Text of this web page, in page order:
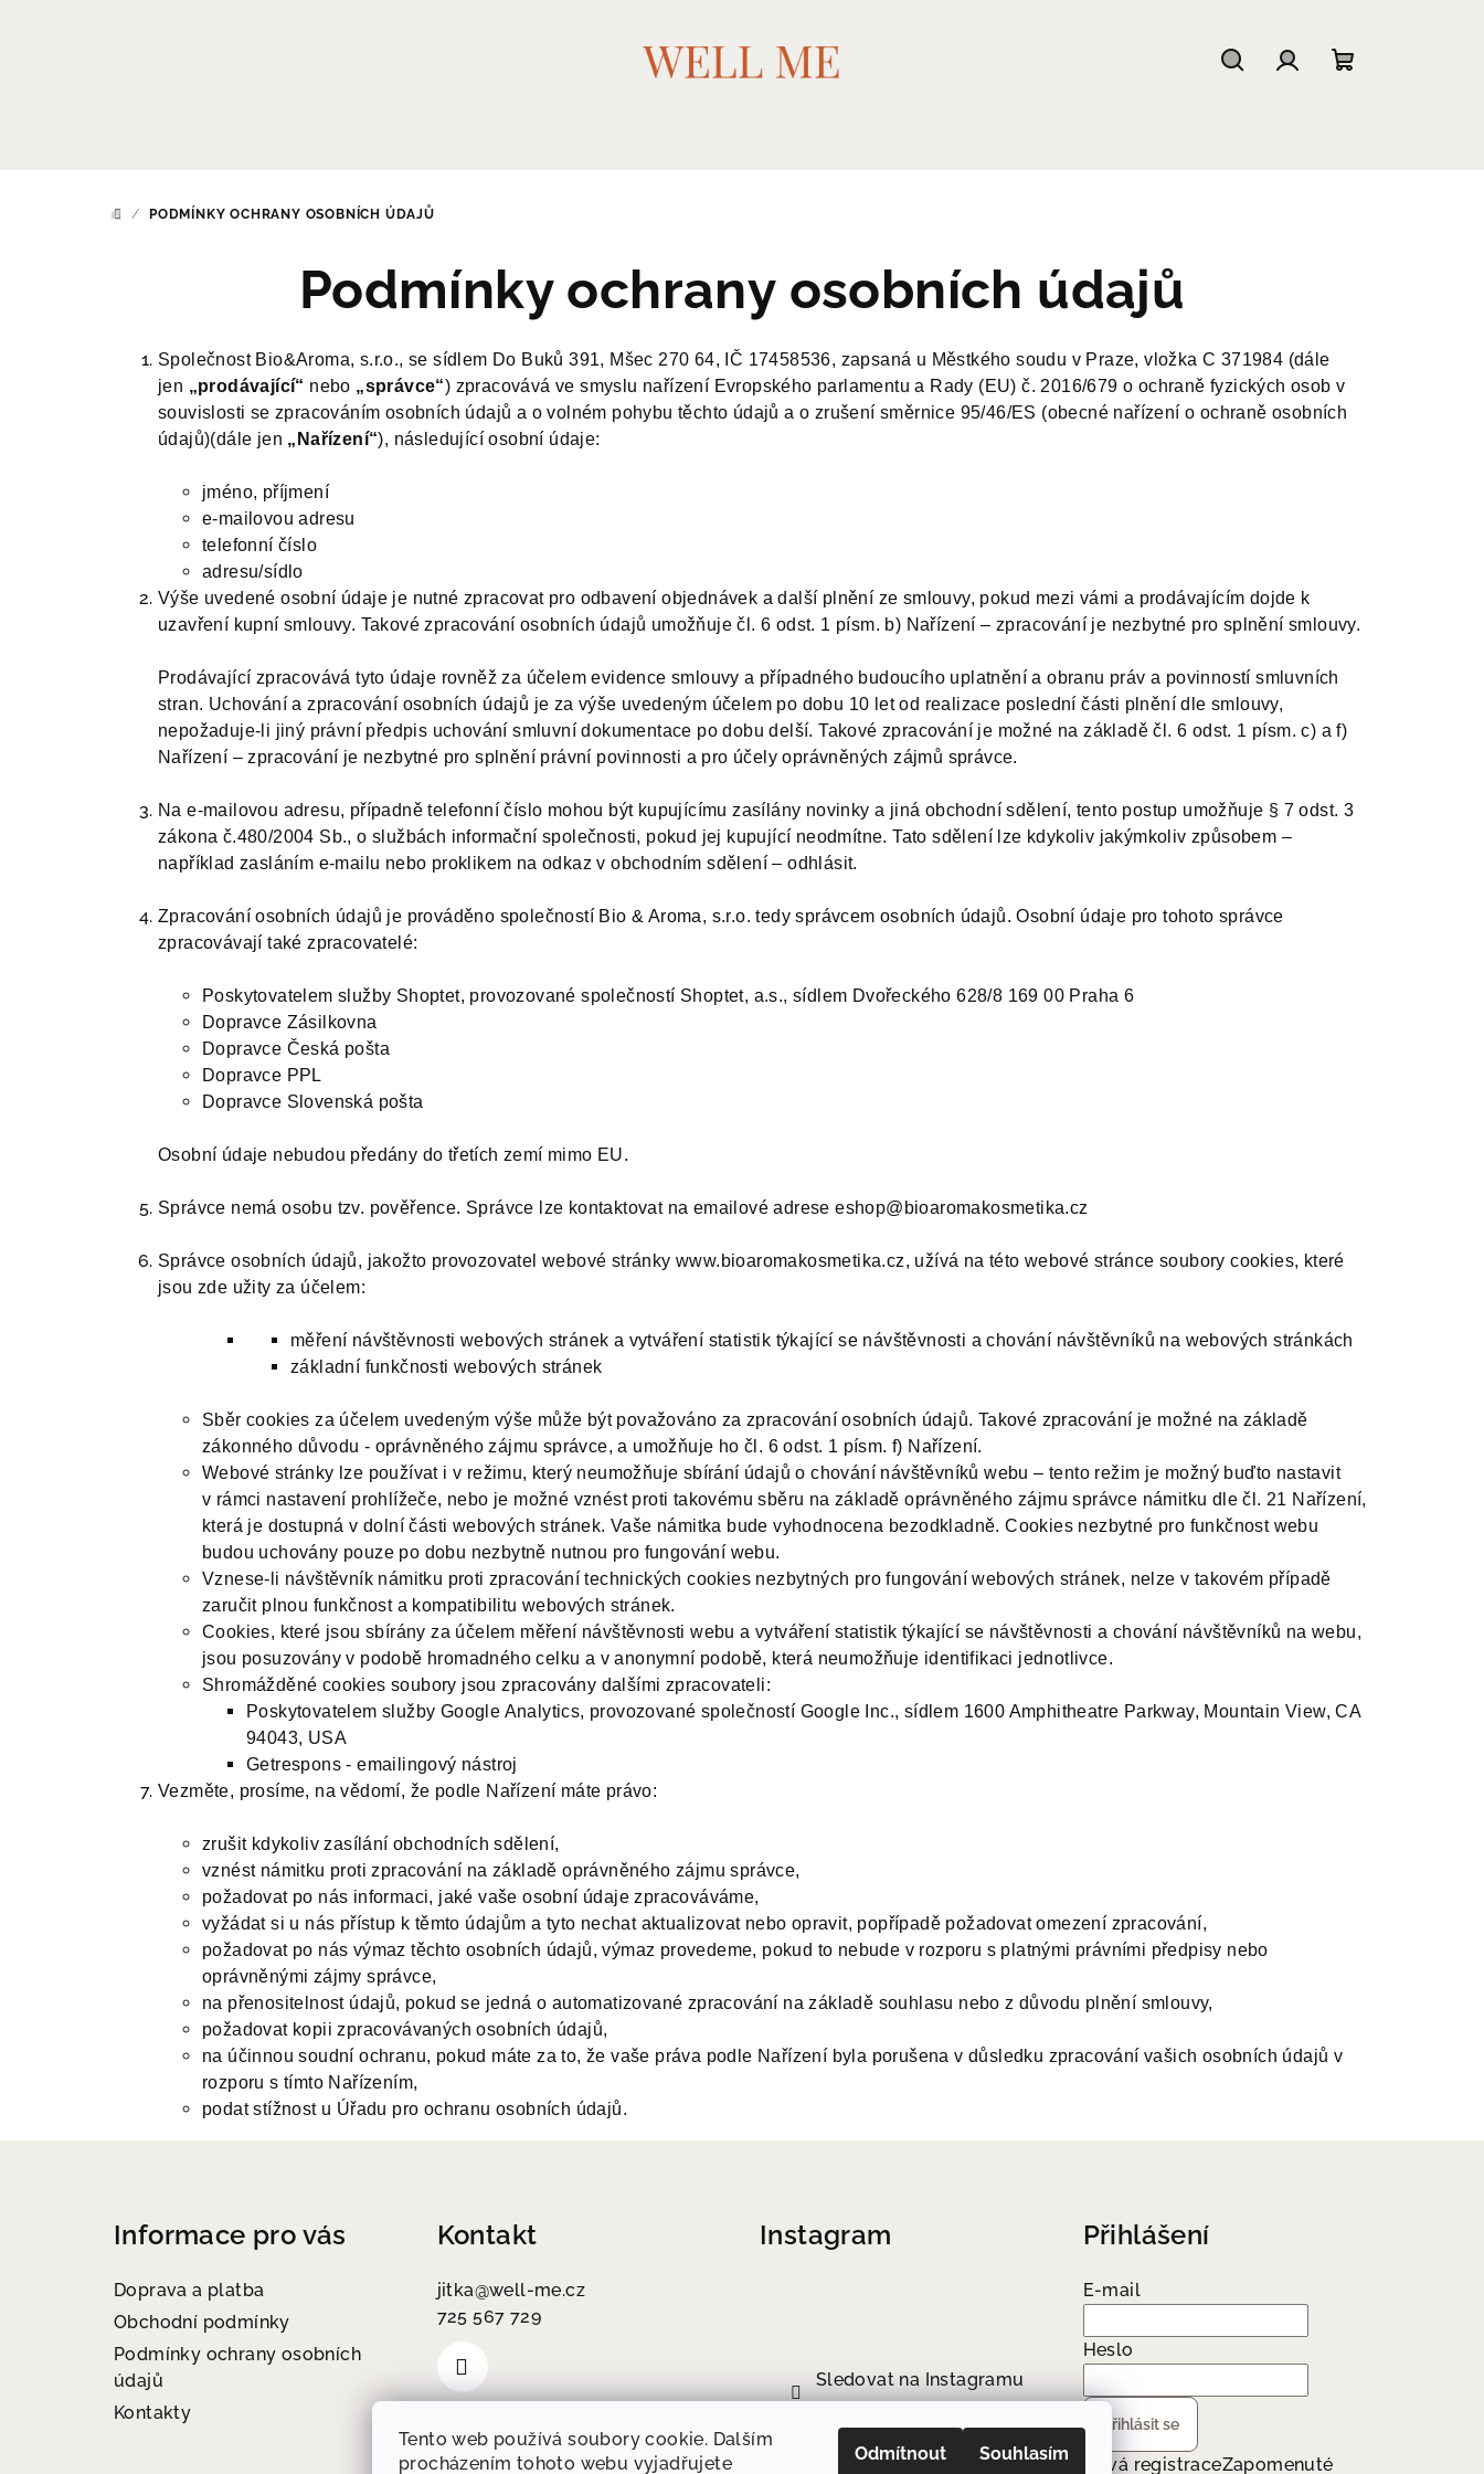
Tento web používá soubory cookie. Dalším
procházením tohoto webu vyjadřujete
Odmítnout Souhlasím
DOMŮ
/ PODMÍNKY OCHRANY OSOBNÍCH ÚDAJŮ
Podmínky ochrany osobních údajů
Společnost Bio&Aroma, s.r.o., se sídlem Do Buků 391, Mšec 270 64, IČ 17458536, zapsaná u Městkého soudu v Praze, vložka C 371984 (dále
jen „prodávající“ nebo „správce“) zpracovává ve smyslu nařízení Evropského parlamentu a Rady (EU) č. 2016/679 o ochraně fyzických osob v
souvislosti se zpracováním osobních údajů a o volném pohybu těchto údajů a o zrušení směrnice 95/46/ES (obecné nařízení o ochraně osobních
údajů)(dále jen „Nařízení“), následující osobní údaje:
jméno, příjmení
e-mailovou adresu
telefonní číslo
adresu/sídlo
Výše uvedené osobní údaje je nutné zpracovat pro odbavení objednávek a další plnění ze smlouvy, pokud mezi vámi a prodávajícím dojde k
uzavření kupní smlouvy. Takové zpracování osobních údajů umožňuje čl. 6 odst. 1 písm. b) Nařízení – zpracování je nezbytné pro splnění smlouvy.
Prodávající zpracovává tyto údaje rovněž za účelem evidence smlouvy a případného budoucího uplatnění a obranu práv a povinností smluvních
stran. Uchování a zpracování osobních údajů je za výše uvedeným účelem po dobu 10 let od realizace poslední části plnění dle smlouvy,
nepožaduje-li jiný právní předpis uchování smluvní dokumentace po dobu delší. Takové zpracování je možné na základě čl. 6 odst. 1 písm. c) a f)
Nařízení – zpracování je nezbytné pro splnění právní povinnosti a pro účely oprávněných zájmů správce.
Na e-mailovou adresu, případně telefonní číslo mohou být kupujícímu zasílány novinky a jiná obchodní sdělení, tento postup umožňuje § 7 odst. 3
zákona č.480/2004 Sb., o službách informační společnosti, pokud jej kupující neodmítne. Tato sdělení lze kdykoliv jakýmkoliv způsobem –
například zasláním e-mailu nebo proklikem na odkaz v obchodním sdělení – odhlásit.
Zpracování osobních údajů je prováděno společností Bio & Aroma, s.r.o. tedy správcem osobních údajů. Osobní údaje pro tohoto správce
zpracovávají také zpracovatelé:
Poskytovatelem služby Shoptet, provozované společností Shoptet, a.s., sídlem Dvořeckého 628/8 169 00 Praha 6
Dopravce Zásilkovna
Dopravce Česká pošta
Dopravce PPL
Dopravce Slovenská pošta
Osobní údaje nebudou předány do třetích zemí mimo EU.
Správce nemá osobu tzv. pověřence. Správce lze kontaktovat na emailové adrese eshop@bioaromakosmetika.cz
Správce osobních údajů, jakožto provozovatel webové stránky www.bioaromakosmetika.cz, užívá na této webové stránce soubory cookies, které
jsou zde užity za účelem:
měření návštěvnosti webových stránek a vytváření statistik týkající se návštěvnosti a chování návštěvníků na webových stránkách
základní funkčnosti webových stránek
Sběr cookies za účelem uvedeným výše může být považováno za zpracování osobních údajů. Takové zpracování je možné na základě
zákonného důvodu - oprávněného zájmu správce, a umožňuje ho čl. 6 odst. 1 písm. f) Nařízení.
Webové stránky lze používat i v režimu, který neumožňuje sbírání údajů o chování návštěvníků webu – tento režim je možný buďto nastavit
v rámci nastavení prohlížeče, nebo je možné vznést proti takovému sběru na základě oprávněného zájmu správce námitku dle čl. 21 Nařízení,
která je dostupná v dolní části webových stránek. Vaše námitka bude vyhodnocena bezodkladně. Cookies nezbytné pro funkčnost webu
budou uchovány pouze po dobu nezbytně nutnou pro fungování webu.
Vznese-li návštěvník námitku proti zpracování technických cookies nezbytných pro fungování webových stránek, nelze v takovém případě
zaručit plnou funkčnost a kompatibilitu webových stránek.
Cookies, které jsou sbírány za účelem měření návštěvnosti webu a vytváření statistik týkající se návštěvnosti a chování návštěvníků na webu,
jsou posuzovány v podobě hromadného celku a v anonymní podobě, která neumožňuje identifikaci jednotlivce.
Shromážděné cookies soubory jsou zpracovány dalšími zpracovateli:
Poskytovatelem služby Google Analytics, provozované společností Google Inc., sídlem 1600 Amphitheatre Parkway, Mountain View, CA
94043, USA
Getrespons - emailingový nástroj
Vezměte, prosíme, na vědomí, že podle Nařízení máte právo:
zrušit kdykoliv zasílání obchodních sdělení,
vznést námitku proti zpracování na základě oprávněného zájmu správce,
požadovat po nás informaci, jaké vaše osobní údaje zpracováváme,
vyžádat si u nás přístup k těmto údajům a tyto nechat aktualizovat nebo opravit, popřípadě požadovat omezení zpracování,
požadovat po nás výmaz těchto osobních údajů, výmaz provedeme, pokud to nebude v rozporu s platnými právními předpisy nebo
oprávněnými zájmy správce,
na přenositelnost údajů, pokud se jedná o automatizované zpracování na základě souhlasu nebo z důvodu plnění smlouvy,
požadovat kopii zpracovávaných osobních údajů,
na účinnou soudní ochranu, pokud máte za to, že vaše práva podle Nařízení byla porušena v důsledku zpracování vašich osobních údajů v
rozporu s tímto Nařízením,
podat stížnost u Úřadu pro ochranu osobních údajů.
Informace pro vás
Doprava a platba
Obchodní podmínky
Podmínky ochrany osobních
údajů
Kontakty
Kontakt
jitka@well-me.cz
725 567 729
Instagram
Sledovat na Instagramu
Přihlášení
E-mail
Heslo
Přihlásit se
Nová registraceZapomenuté